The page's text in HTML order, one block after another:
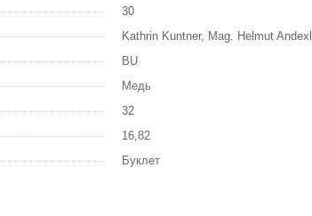
30
Kathrin Kuntner, Mag. Helmut
BU
Медь
32
16,82
Буклет